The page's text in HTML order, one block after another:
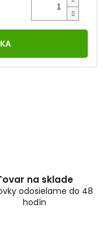
na sklade
odosielame do 48
hodín